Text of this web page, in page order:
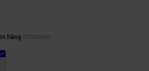
hàng (TT003039 )